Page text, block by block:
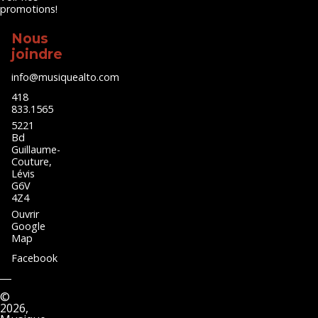
promotions!
Nous
joindre
info@musiquealto.com
418
833.1565
5221
Bd
Guillaume-
Couture,
Lévis
G6V
4Z4
Ouvrir
Google
Map
Facebook
©
2026,